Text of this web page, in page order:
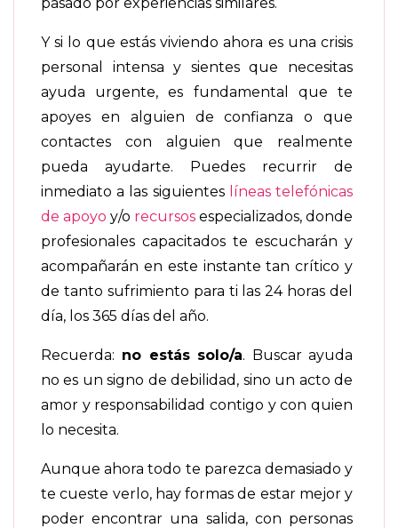
Y si lo que estás viviendo ahora es una crisis
personal intensa y sientes que necesitas
ayuda urgente, es fundamental que te
apoyes en alguien de confianza o que
contactes con alguien que realmente
pueda ayudarte. Puedes recurrir de
inmediato a las siguientes líneas telefónicas
de apoyo y/o recursos especializados, donde
profesionales capacitados te escucharán y
acompañarán en este instante tan crítico y
de tanto sufrimiento para ti las 24 horas del
día, los 365 días del año.
Recuerda: no estás solo/a. Buscar ayuda
no es un signo de debilidad, sino un acto de
amor y responsabilidad contigo y con quien
lo necesita.
Aunque ahora todo te parezca demasiado y
te cueste verlo, hay formas de estar mejor y
poder encontrar una salida, con personas